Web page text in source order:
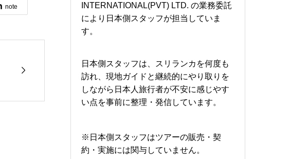
note

INTERNATIONAL(PVT) LTD. の業務委託
により日本側スタッフが担当していま
す。
日本側スタッフは、スリランカを何度も
訪れ、現地ガイドと継続的にやり取りを
しながら日本人旅行者が不安に感じやす
い点を事前に整理・発信しています。
※日本側スタッフはツアーの販売・契
約・実施には関与していません。